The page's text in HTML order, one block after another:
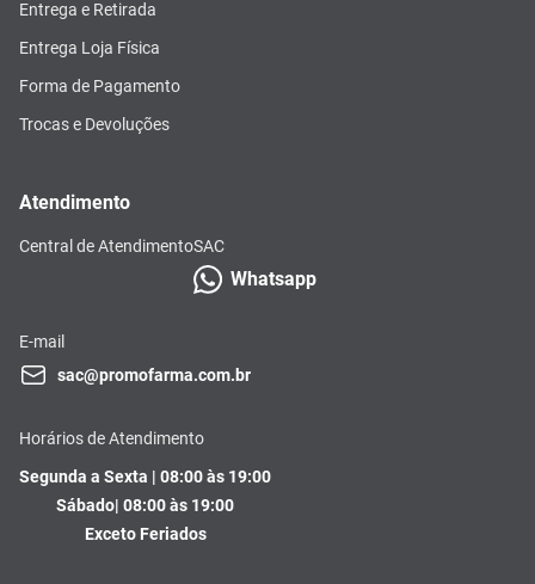
Entrega e Retirada
Entrega Loja Física
Forma de Pagamento
Trocas e Devoluções
Atendimento
Central de AtendimentoSAC
Whatsapp
E-mail
sac@promofarma.com.br
Horários de Atendimento
Segunda a Sexta | 08:00 às 19:00
Sábado| 08:00 às 19:00
Exceto Feriados